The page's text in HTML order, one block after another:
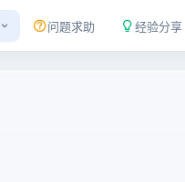
问题求助 经验分享